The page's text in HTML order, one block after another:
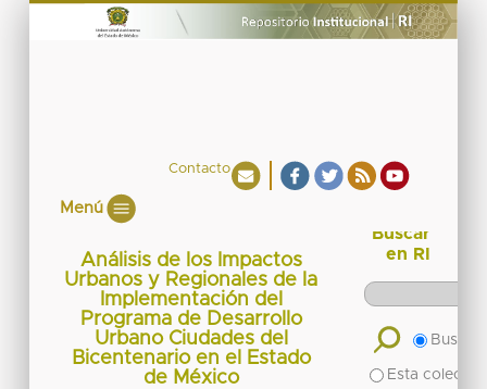
Contacto
Menú
Análisis de los Impactos
Urbanos y Regionales de la
Implementación del
Programa de Desarrollo
Urbano Ciudades del
Bicentenario en el Estado
de México
Buscar
en RI
Buscar
Esta